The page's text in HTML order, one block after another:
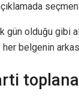
gün olduğu gibi
her belgenin